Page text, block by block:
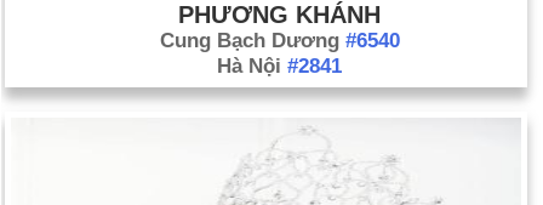
PHƯƠNG KHÁNH
Cung Bạch Dương #6540
Hà Nội #2841